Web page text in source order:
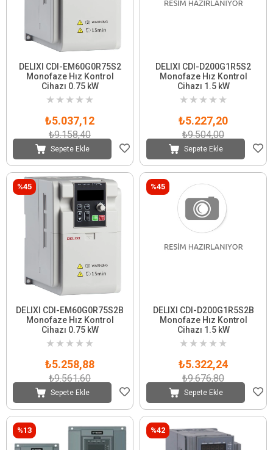
DELIXI CDI-EM60G0R75S2
Monofaze Hız Kontrol
Cihazı 0.75 kW
★ ★ ★ ★ ★
₺5.037,12
₺9.158,40
Sepete Ekle
DELIXI CDI-D200G1R5S2
Monofaze Hız Kontrol
Cihazı 1.5 kW
★ ★ ★ ★ ★
₺5.227,20
₺9.504,00
Sepete Ekle
DELIXI CDI-EM60G0R75S2B
Monofaze Hız Kontrol
Cihazı 0.75 kW
★ ★ ★ ★ ★
₺5.258,88
₺9.561,60
Sepete Ekle
%45
DELIXI CDI-D200G1R5S2B
Monofaze Hız Kontrol
Cihazı 1.5 kW
★ ★ ★ ★ ★
₺5.322,24
₺9.676,80
Sepete Ekle
%45
%13 %42